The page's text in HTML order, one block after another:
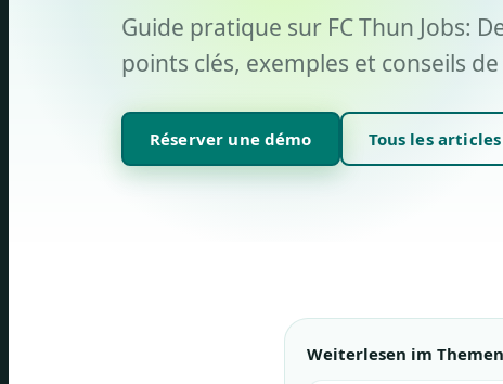
Guide pratique sur FC Thun Jobs:
points clés, exemples et conseils
Réserver une démo Tous les articles
Weiterlesen im